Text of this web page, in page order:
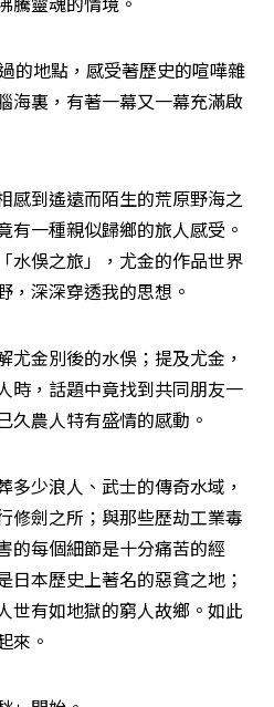
的地點，感受著歷史的喧嘩雜
海裏，有著一幕又一幕充滿啟
感到遙遠而陌生的荒原野海之
有一種親似歸鄉的旅人感受。
水俁之旅」，尤金的作品世界
，深深穿透我的思想。
尤金別後的水俁；提及尤金，
時，話題中竟找到共同朋友一
久農人特有盛情的感動。
多少浪人、武士的傳奇水域，
修劍之所；與那些歷劫工業毒
的每個細節是十分痛苦的經
日本歷史上著名的惡貧之地；
世有如地獄的窮人故鄉。如此
來。